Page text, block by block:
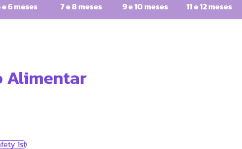
e 6 meses 7 e 8 meses 9 e 10 meses 11 e 12 meses
Alimentar
1st